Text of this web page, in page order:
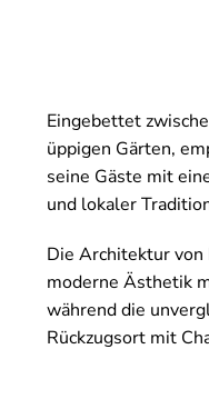
Eingebettet
üppigen Gärten,
seine Gäste mit
und lokaler
Die Architektur
moderne Ästhetik
während die
Rückzugsort mit